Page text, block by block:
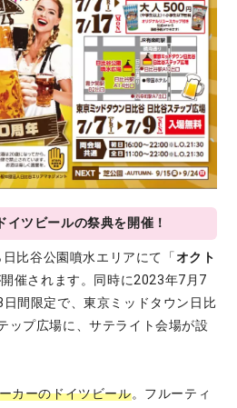
ツビールの祭典を開催！
比谷公園噴水エリアにて「オクト
開催されます。同時に2023年7月7
間限定で、東京ミッドタウン日比
ップ広場に、サテライト会場が設
カーのドイツビール。フルーティ